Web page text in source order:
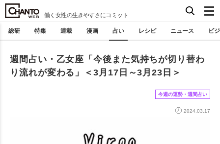
働く女性の生きやすさにコミット
総研 特集 連載 漫画 占い レシピ ニュース ビ
週間占い・乙女座「今後また気持ちが切り替わ
り流れが変わる」＜3月17日～3月23日＞
今週の運勢・週間占い
2024.03.17